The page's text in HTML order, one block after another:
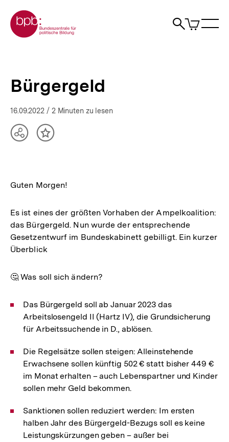
zum
Seiteninhalt
springen
Zur Startseite der bpb
Suche
Artikel
im
Bürgergeld
16.09.2022 / 2 Minuten zu lesen
TeilenInhalt
Guten Morgen!
Es ist eines der größten Vorhaben der Ampelkoalition:
das Bürgergeld. Nun wurde der entsprechende
Gesetzentwurf im Bundeskabinett gebilligt. Ein kurzer
Überblick
🤔 Was soll sich ändern?
Das Bürgergeld soll ab Januar 2023 das
Arbeitslosengeld II (Hartz IV), die Grundsicherung
für Arbeitssuchende in D., ablösen.
Die Regelsätze sollen steigen: Alleinstehende
Erwachsene sollen künftig 502 € statt bisher 449 €
im Monat erhalten – auch Lebenspartner und Kinder
sollen mehr Geld bekommen.
Sanktionen sollen reduziert werden: Im ersten
halben Jahr des Bürgergeld-Bezugs soll es keine
Leistungskürzungen geben – außer bei